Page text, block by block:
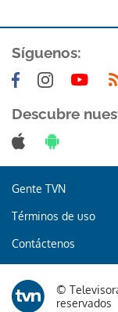
Síguenos:
Descubre
Gente TVN
Términos de uso
Contáctenos
©
reservados